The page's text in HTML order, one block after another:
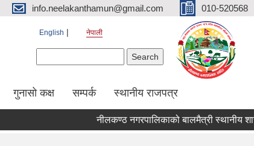
info.neelakanthamun@gmail.com 010-520568
English नेपाली
गुनासो कक्ष सम्पर्क स्थानीय राजपत्र
नीलकण्ठ नगरपालिकाको बालमैत्री स्थानीय